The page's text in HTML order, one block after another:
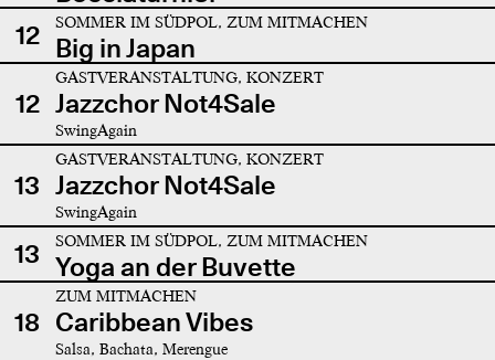
12
SOMMER IM SÜDPOL, ZUM MITMACHEN
Big in Japan
12
GASTVERANSTALTUNG, KONZERT
Jazzchor Not4Sale
SwingAgain
13
GASTVERANSTALTUNG, KONZERT
Jazzchor Not4Sale
SwingAgain
13 SOMMER IM SÜDPOL, ZUM MITMACHEN
Yoga an der Buvette
18
ZUM MITMACHEN
Caribbean Vibes
Salsa, Bachata, Merengue